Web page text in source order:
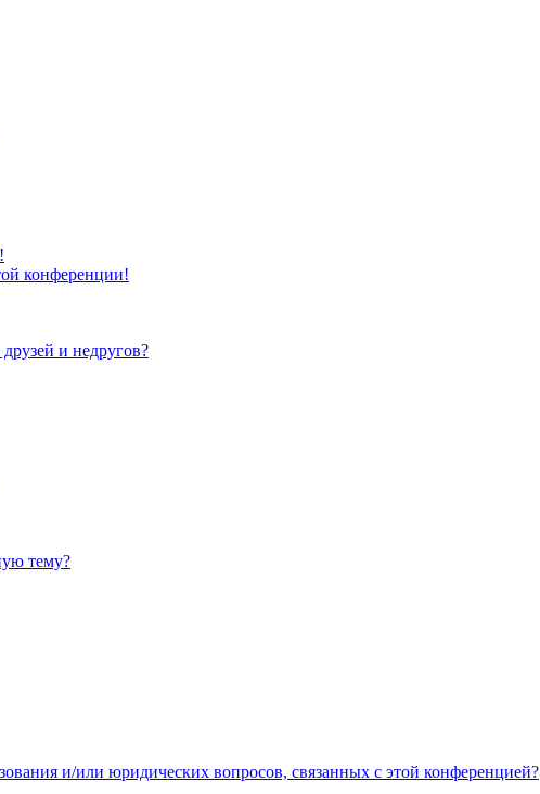
конференции!
и недругов?
тему?
и/или юридических вопросов, связанных с этой конференцией?